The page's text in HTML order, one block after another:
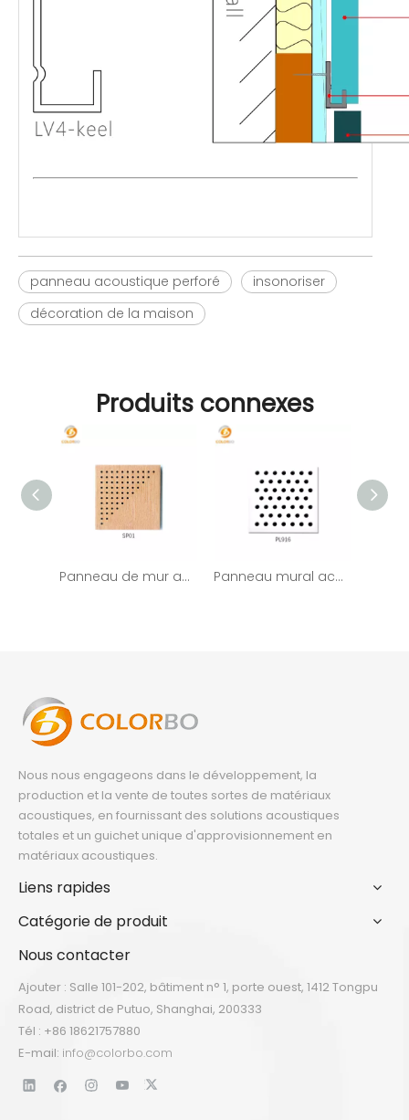
panneau acoustique perforé
insonoriser
décoration de la maison
Produits connexes
Panneau de mur acoustique perforé insonorisé en bois de forces de défense principale de décoration intérieure Panneau mural acoustique perforé décoratif en bois intérieur
Nous nous engageons dans le développement, la
production et la vente de toutes sortes de matériaux
acoustiques, en fournissant des solutions acoustiques
totales et un guichet unique d'approvisionnement en
matériaux acoustiques.
Liens rapides
Catégorie de produit
Nous contacter
Ajouter : Salle 101-202, bâtiment n° 1, porte ouest, 1412 Tongpu
Road, district de Putuo, Shanghai, 200333
Tél : +86 18621757880
E-mail: info@colorbo.com